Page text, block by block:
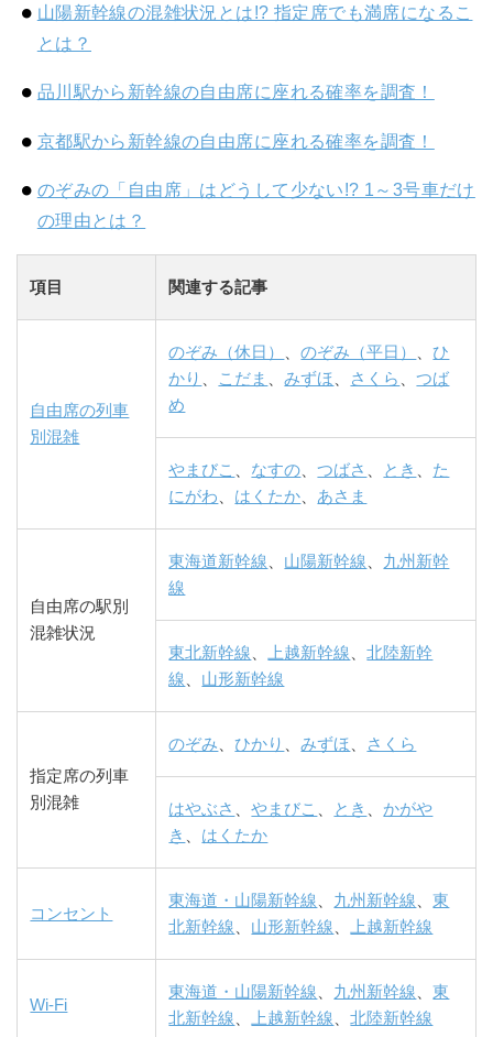
山陽新幹線の混雑状況とは!? 指定席でも満席になるこ
とは？
品川駅から新幹線の自由席に座れる確率を調査！
京都駅から新幹線の自由席に座れる確率を調査！
のぞみの「自由席」はどうして少ない!? 1～3号車だけ
の理由とは？
項目 関連する記事
自由席の列車
別混雑
のぞみ（休日） 、のぞみ（平日） 、ひ
かり
こだま 、みずほ さくら 、つば
め
やまびこ なすの 、つばさ とき
た
にがわ
はくたか あさま
自由席の駅別
混雑状況
東海道新幹線 山陽新幹線
九州新幹
線
東北新幹線 上越新幹線 、北陸新幹
線
山形新幹線
指定席の列車
別混雑
のぞみ 、ひかり 、みずほ さくら
はやぶさ 、やまびこ とき
かがや
き
はくたか
コンセント
東海道・山陽新幹線 九州新幹線 、東
北新幹線
山形新幹線 上越新幹線
Wi-Fi
東海道・山陽新幹線 九州新幹線 、東
北新幹線
上越新幹線 、北陸新幹線